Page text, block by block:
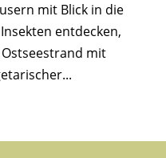
mit Blick in die
entdecken,
mit